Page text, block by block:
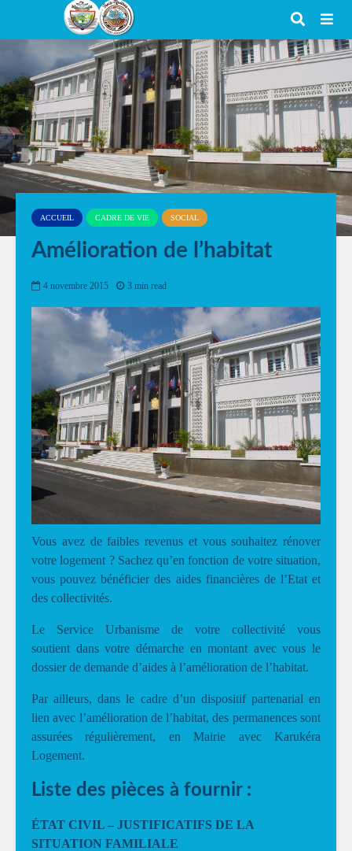
ACCUEIL CADRE DE VIE SOCIAL
Amélioration de l’habitat
4 novembre 2015 3 min read
Vous avez de faibles revenus et vous souhaitez rénover
votre logement ? Sachez qu’en fonction de votre situation,
vous pouvez bénéficier des aides financières de l’Etat et
des collectivités.
Le Service Urbanisme de votre collectivité vous
soutient dans votre démarche en montant avec vous le
dossier de demande d’aides à l’amélioration de l’habitat.
Par ailleurs, dans le cadre d’un dispositif partenarial en
lien avec l’amélioration de l’habitat, des permanences sont
assurées régulièrement, en Mairie avec Karukéra
Logement.
Liste des pièces à fournir :
ÉTAT CIVIL – JUSTIFICATIFS DE LA
SITUATION FAMILIALE